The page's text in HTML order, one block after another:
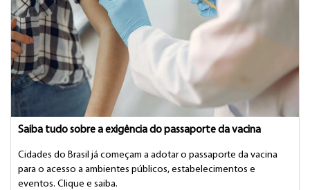
Saiba tudo sobre a exigência do passaporte da vacina
Cidades do Brasil já começam a adotar o passaporte da vacina
para o acesso a ambientes públicos, estabelecimentos e
eventos. Clique e saiba.